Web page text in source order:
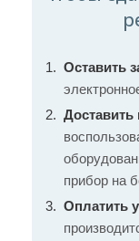
Оставить
прибор на
Оплатить